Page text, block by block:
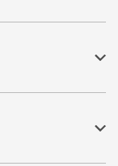
770 mm
ručního